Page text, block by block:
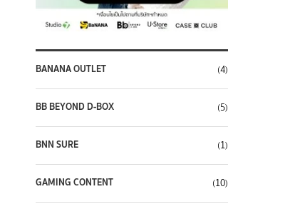
BANANA OUTLET (4)
BB BEYOND D-BOX (5)
BNN SURE (1)
GAMING CONTENT (10)